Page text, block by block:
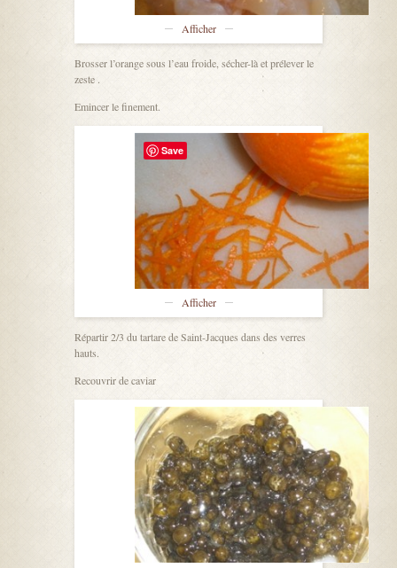
Afficher
Brosser l’orange sous l’eau froide, sécher-là et prélever le
zeste .
Emincer le finement.
Afficher
Répartir 2/3 du tartare de Saint-Jacques dans des verres
hauts.
Recouvrir de caviar
Save